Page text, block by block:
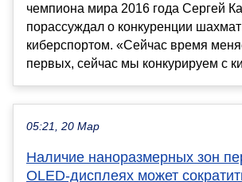
чемпиона мира 2016 года Сергей
порассуждал о конкуренции
киберспортом. «Сейчас время
первых, сейчас мы конкурируем с
05:21, 20 Мар
Наличие наноразмерных зон
OLED-дисплеях может